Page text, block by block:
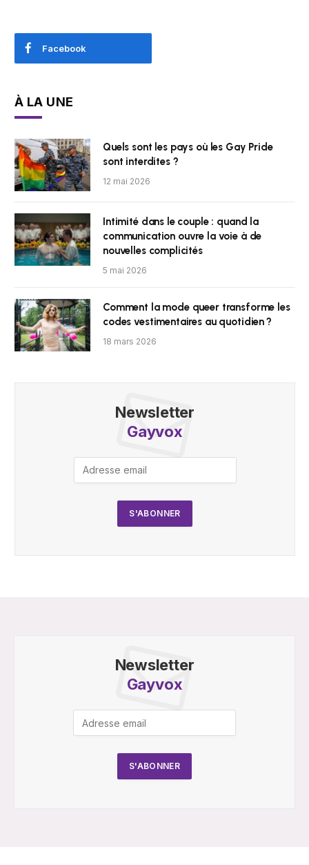
Facebook
À LA UNE
Quels sont les pays où les Gay Pride
sont interdites ?
12 mai 2026
Intimité dans le couple : quand la
communication ouvre la voie à de
nouvelles complicités
5 mai 2026
Comment la mode queer transforme les
codes vestimentaires au quotidien ?
18 mars 2026
Newsletter
Gayvox
Newsletter
Gayvox